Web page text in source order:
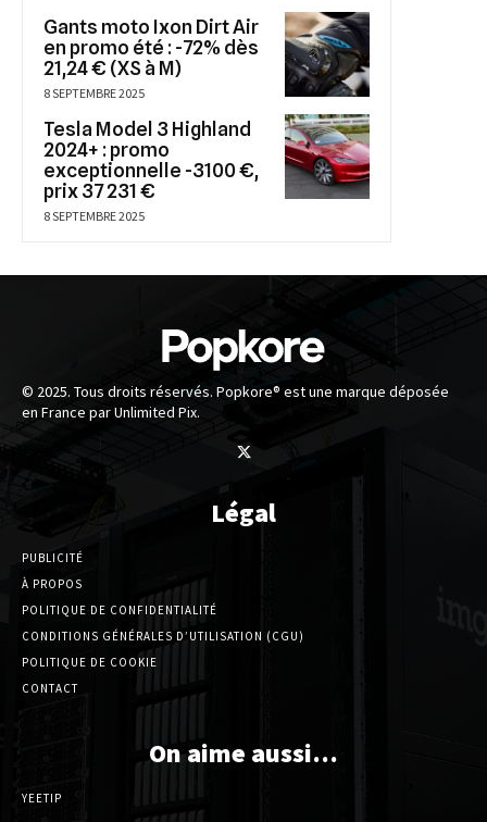
Gants moto Ixon Dirt Air
en promo été : -72% dès
21,24 € (XS à M)
8 SEPTEMBRE 2025
Tesla Model 3 Highland
2024+ : promo
exceptionnelle -3100 €,
prix 37 231 €
8 SEPTEMBRE 2025
© 2025. Tous droits réservés. Popkore® est une marque déposée
en France par Unlimited Pix.
Légal
PUBLICITÉ
À PROPOS
POLITIQUE DE CONFIDENTIALITÉ
CONDITIONS GÉNÉRALES D’UTILISATION (CGU)
POLITIQUE DE COOKIE
CONTACT
On aime aussi…
YEETIP